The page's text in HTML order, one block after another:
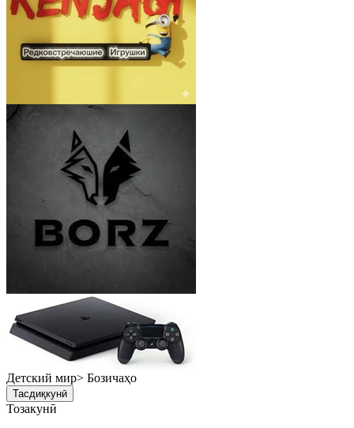
Детский мир> Бозичаҳо
Тасдиқкунӣ
Тозакунӣ